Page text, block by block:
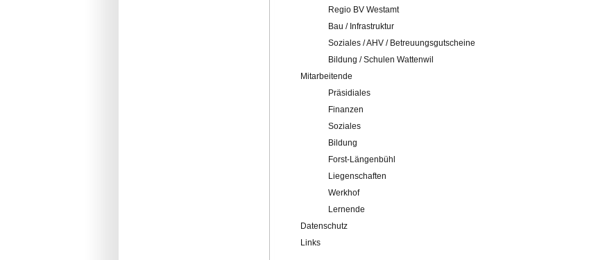
Regio BV Westamt
Bau / Infrastruktur
Soziales / AHV / Betreuungsgutscheine
Bildung / Schulen Wattenwil
Mitarbeitende
Präsidiales
Finanzen
Soziales
Bildung
Forst-Längenbühl
Liegenschaften
Werkhof
Lernende
Datenschutz
Links